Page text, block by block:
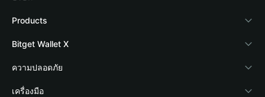
เกี่ยวกับ Bitget Wallet
Blog
Academy
ข่าวสารด้านคริปโต
Products
Crypto Card
Stablecoin Earn
Payfi Crypto
Bitget Wallet X
นักพัฒนา
เชื่อมต่อ Wallet
ความปลอดภัย
Protection Fund
เครื่องมือ